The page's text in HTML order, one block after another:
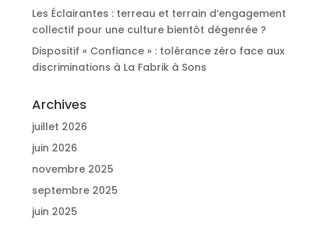
Les Éclairantes : terreau et terrain d’engagement
collectif pour une culture bientôt dégenrée ?
Dispositif « Confiance » : tolérance zéro face aux
discriminations à La Fabrik à Sons
Archives
juillet 2026
juin 2026
novembre 2025
septembre 2025
juin 2025